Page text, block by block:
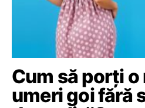
Cum să porți
umeri goi fără